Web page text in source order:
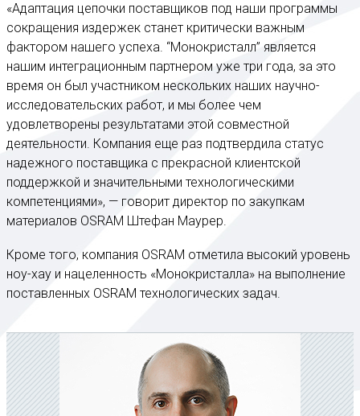
«Адаптация цепочки поставщиков под наши программы
сокращения издержек станет критически важным
фактором нашего успеха. “Монокристалл” является
нашим интеграционным партнером уже три года, за это
время он был участником нескольких наших научно-
исследовательских работ, и мы более чем
удовлетворены результатами этой совместной
деятельности. Компания еще раз подтвердила статус
надежного поставщика с прекрасной клиентской
поддержкой и значительными технологическими
компетенциями», — говорит директор по закупкам
материалов OSRAM Штефан Маурер.
Кроме того, компания OSRAM отметила высокий уровень
ноу-хау и нацеленность «Монокристалла» на выполнение
поставленных OSRAM технологических задач.